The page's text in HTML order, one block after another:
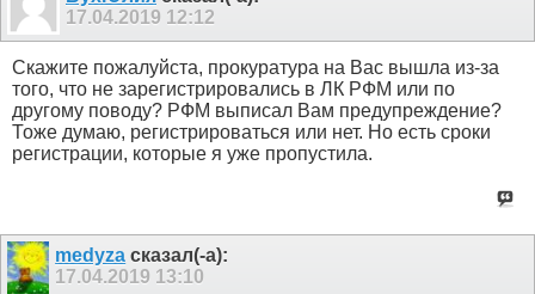
17.04.2019 12:12
Скажите пожалуйста, прокуратура на Вас вышла из-за
того, что не зарегистрировались в ЛК РФМ или по
другому поводу? РФМ выписал Вам предупреждение?
Тоже думаю, регистрироваться или нет. Но есть сроки
регистрации, которые я уже пропустила.
medyza сказал(-а):
17.04.2019 13:10